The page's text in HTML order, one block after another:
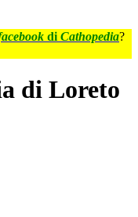
di Cathopedia?
di Loreto